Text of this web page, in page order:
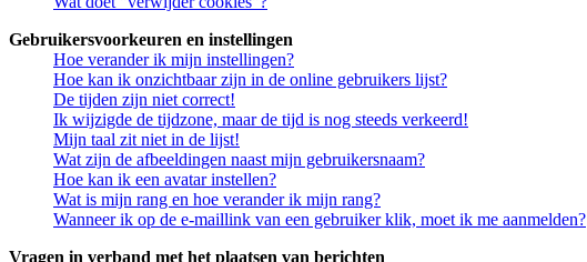
Gebruikersvoorkeuren en instellingen
Hoe verander ik mijn instellingen?
Hoe kan ik onzichtbaar zijn in de online gebruikers lijst?
De tijden zijn niet correct!
Ik wijzigde de tijdzone, maar de tijd is nog steeds verkeerd!
Mijn taal zit niet in de lijst!
Wat zijn de afbeeldingen naast mijn gebruikersnaam?
Hoe kan ik een avatar instellen?
Wat is mijn rang en hoe verander ik mijn rang?
Wanneer ik op de e-maillink van een gebruiker klik, moet ik me aanmelden?
Vragen in verband met het plaatsen van berichten